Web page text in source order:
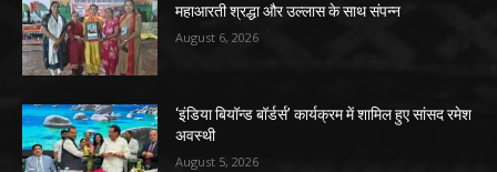
महाआरती श्रद्धा और उल्लास के साथ संपन्न
August 6, 2026
‘इंडिया बियॉन्ड बॉर्डर्स’ कार्यक्रम में शामिल हुए सांसद रमेश
अवस्थी
August 5, 2026